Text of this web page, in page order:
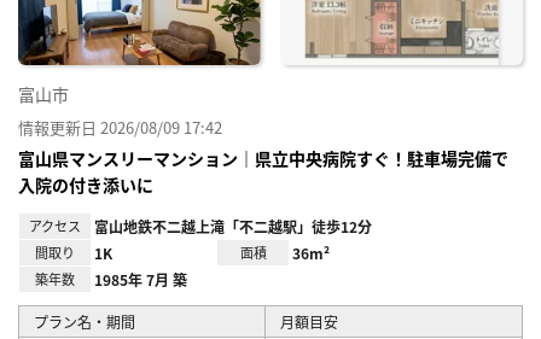
富山市
情報更新日 2026/08/09 17:42
富山県マンスリーマンション｜県立中央病院すぐ！駐車場完備で
入院の付き添いに
アクセス 富山地鉄不二越上滝「不二越駅」徒歩12分
間取り 1K 面積 36m²
築年数 1985年 7月 築
プラン名・期間 月額目安